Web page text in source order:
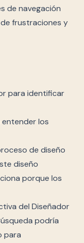
de navegación
frustraciones y
para identificar
entender los
de diseño
diseño
porque los
del Diseñador
podría
para